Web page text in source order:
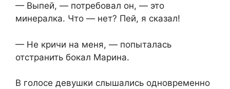
— Выпей, — потребовал он, — это
минералка. Что — нет? Пей, я сказал!
— Не кричи на меня, — попыталась
отстранить бокал Марина.
В голосе девушки слышались одновременно